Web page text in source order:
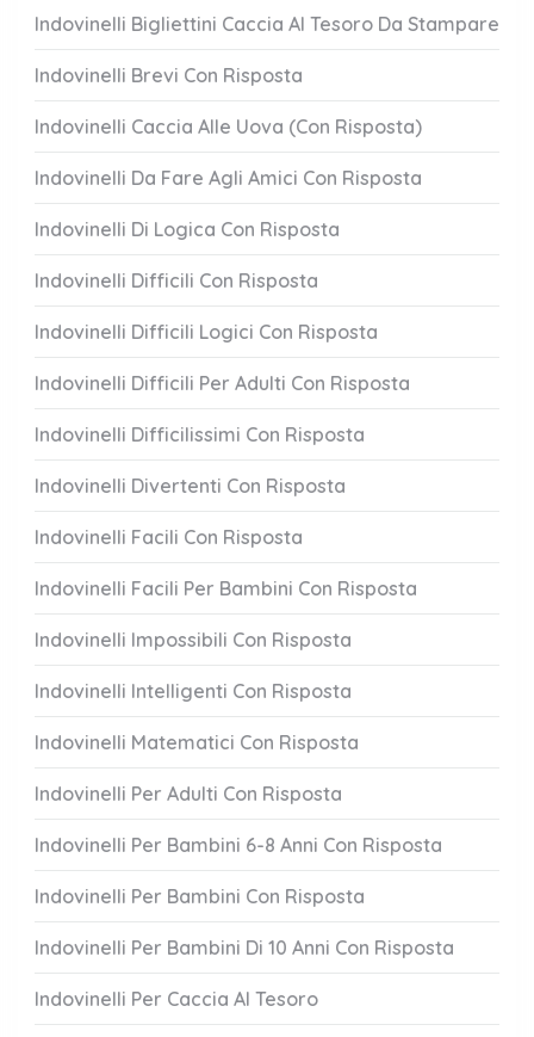
Indovinelli Bigliettini Caccia Al Tesoro Da Stampare
Indovinelli Brevi Con Risposta
Indovinelli Caccia Alle Uova (Con Risposta)
Indovinelli Da Fare Agli Amici Con Risposta
Indovinelli Di Logica Con Risposta
Indovinelli Difficili Con Risposta
Indovinelli Difficili Logici Con Risposta
Indovinelli Difficili Per Adulti Con Risposta
Indovinelli Difficilissimi Con Risposta
Indovinelli Divertenti Con Risposta
Indovinelli Facili Con Risposta
Indovinelli Facili Per Bambini Con Risposta
Indovinelli Impossibili Con Risposta
Indovinelli Intelligenti Con Risposta
Indovinelli Matematici Con Risposta
Indovinelli Per Adulti Con Risposta
Indovinelli Per Bambini 6-8 Anni Con Risposta
Indovinelli Per Bambini Con Risposta
Indovinelli Per Bambini Di 10 Anni Con Risposta
Indovinelli Per Caccia Al Tesoro